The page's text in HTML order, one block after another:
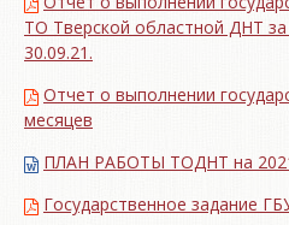
ТО Тверской областной ДНТ
30.09.21.
Отчет о выполнении
месяцев
ПЛАН РАБОТЫ ТОДНТ на
Государственное задание